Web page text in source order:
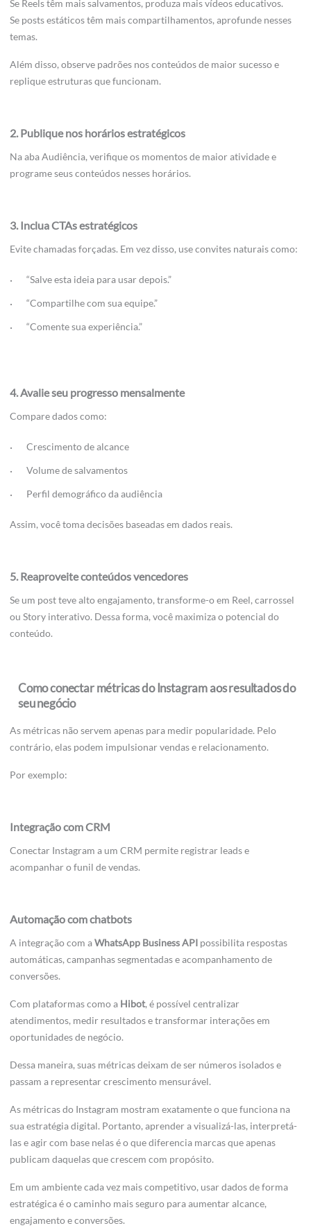
Se Reels têm mais salvamentos, produza mais vídeos educativos.
Se posts estáticos têm mais compartilhamentos, aprofunde nesses
temas.
Além disso, observe padrões nos conteúdos de maior sucesso e
replique estruturas que funcionam.
2. Publique nos horários estratégicos
Na aba Audiência, verifique os momentos de maior atividade e
programe seus conteúdos nesses horários.
3. Inclua CTAs estratégicos
Evite chamadas forçadas. Em vez disso, use convites naturais como:
“Salve esta ideia para usar depois.”
“Compartilhe com sua equipe.”
“Comente sua experiência.”
4. Avalie seu progresso mensalmente
Compare dados como:
Crescimento de alcance
Volume de salvamentos
Perfil demográfico da audiência
Assim, você toma decisões baseadas em dados reais.
5. Reaproveite conteúdos vencedores
Se um post teve alto engajamento, transforme-o em Reel, carrossel
ou Story interativo. Dessa forma, você maximiza o potencial do
conteúdo.
Como conectar métricas do Instagram aos resultados do
seu negócio
As métricas não servem apenas para medir popularidade. Pelo
contrário, elas podem impulsionar vendas e relacionamento.
Por exemplo:
Integração com CRM
Conectar Instagram a um CRM permite registrar leads e
acompanhar o funil de vendas.
Automação com chatbots
A integração com aWhatsApp Business API possibilita respostas
automáticas, campanhas segmentadas e acompanhamento de
conversões.
Com plataformas como a Hibot, é possível centralizar
atendimentos, medir resultados e transformar interações em
oportunidades de negócio.
Dessa maneira, suas métricas deixam de ser números isolados e
passam a representar crescimento mensurável.
As métricas do Instagram mostram exatamente o que funciona na
sua estratégia digital. Portanto, aprender a visualizá-las, interpretá-
las e agir com base nelas é o que diferencia marcas que apenas
publicam daquelas que crescem com propósito.
Em um ambiente cada vez mais competitivo, usar dados de forma
estratégica é o caminho mais seguro para aumentar alcance,
engajamento e conversões.